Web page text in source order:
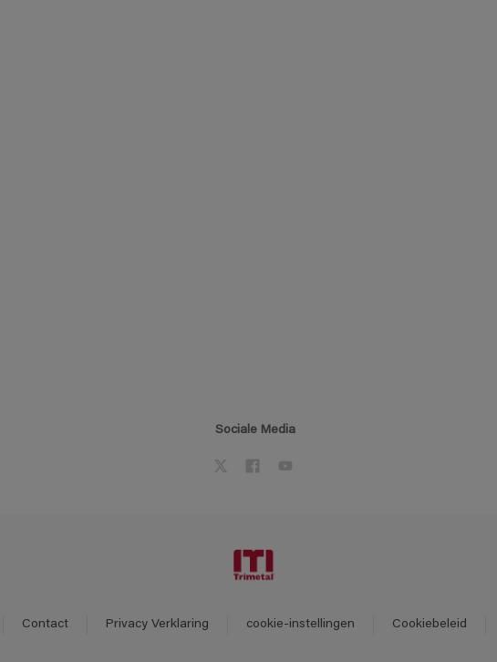
Sociale Media
Contact Privacy Verklaring cookie-instellingen Cookiebeleid